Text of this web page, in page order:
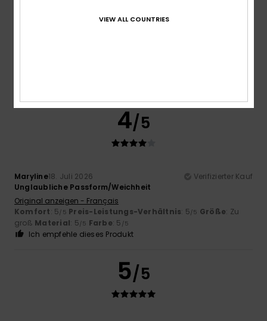
4/5
Maryline18. Juli 2026
Verifizierter Kauf
Unglaubliche Passform/Weichheit
Original anzeigen - Français
Komfort: 5/5 Preis-Leistungs-Verhältnis: 5/5 Größe: Zu
groß Material: 5/5 Farbe: 5 /5
Ich empfehle dieses Produkt
5/5
VIEW ALL COUNTRIES